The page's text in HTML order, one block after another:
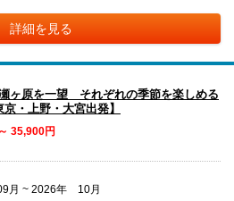
詳細を見る
ヶ原を一望 それぞれの季節を楽しめる
・上野・大宮出発】
35,900円
月 ~ 2026年 10月